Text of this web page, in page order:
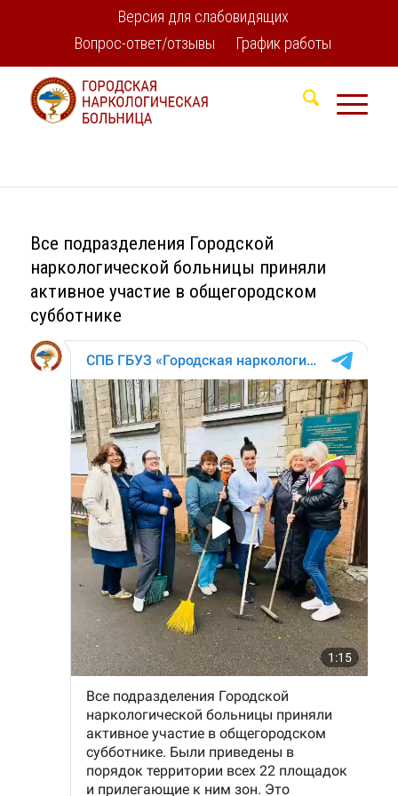
Версия для слабовидящих
Вопрос-ответ/отзывы
График работы
Все подразделения Городской
наркологической больницы приняли
активное участие в общегородском
субботнике